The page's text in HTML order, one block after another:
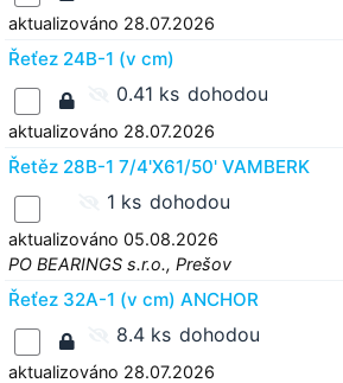
aktualizováno 28.07.2026
Řeťez 24B-1 (v cm)
0.41 ks dohodou
aktualizováno 28.07.2026
Řetěz 28B-1 7/4'X61/50' VAMBERK
1 ks dohodou
aktualizováno 05.08.2026
PO BEARINGS s.r.o., Prešov
Řeťez 32A-1 (v cm) ANCHOR
8.4 ks dohodou
aktualizováno 28.07.2026